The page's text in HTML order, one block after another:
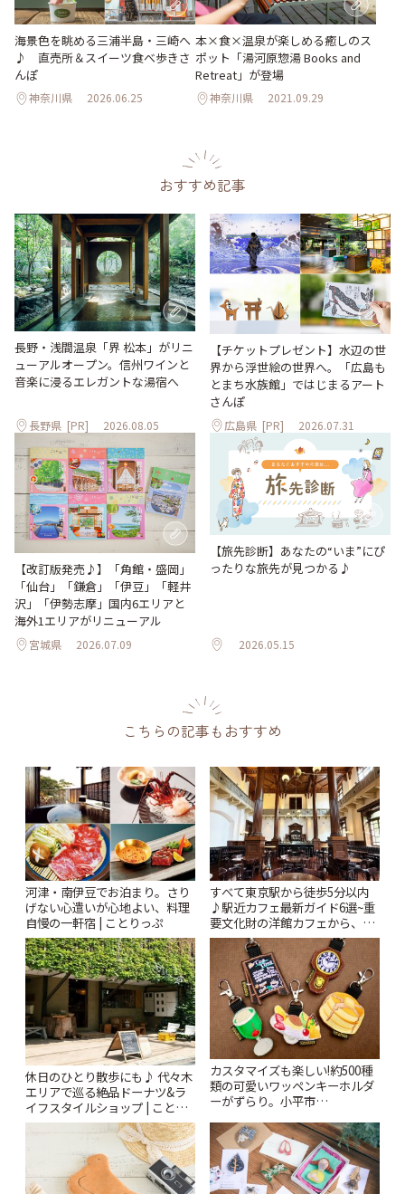
海景色を眺める三浦半島・三崎へ
♪ 直売所＆スイーツ食べ歩きさ
んぽ
神奈川県 2026.06.25
本×食×温泉が楽しめる癒しのス
ポット「湯河原惣湯 Books and
Retreat」が登場
神奈川県 2021.09.29
おすすめ記事
長野・浅間温泉「界 松本」がリニ
ューアルオープン。信州ワインと
音楽に浸るエレガントな湯宿へ
長野県 [PR] 2026.08.05
【チケットプレゼント】水辺の世
界から浮世絵の世界へ。「広島も
とまち水族館」ではじまるアート
さんぽ
広島県 [PR] 2026.07.31
【改訂版発売♪】「角館・盛岡」
「仙台」「鎌倉」「伊豆」「軽井
沢」「伊勢志摩」国内6エリアと
海外1エリアがリニューアル
宮城県 2026.07.09
【旅先診断】あなたの“いま”にぴ
ったりな旅先が見つかる♪
2026.05.15
こちらの記事もおすすめ
河津・南伊豆でお泊まり。さり
げない心遣いが心地よい、料理
自慢の一軒宿 | ことりっぷ
すべて東京駅から徒歩5分以内
♪駅近カフェ最新ガイド6選~重
要文化財の洋館カフェから、改
札すぐのレトロ喫茶まで~ | こと
りっぷ
休日のひとり散歩にも♪ 代々木
エリアで巡る絶品ドーナツ&ラ
イフスタイルショップ | ことり
っぷ
カスタマイズも楽しい!約500種
類の可愛いワッペンキーホルダ
ーがずらり。小平市
ぷ